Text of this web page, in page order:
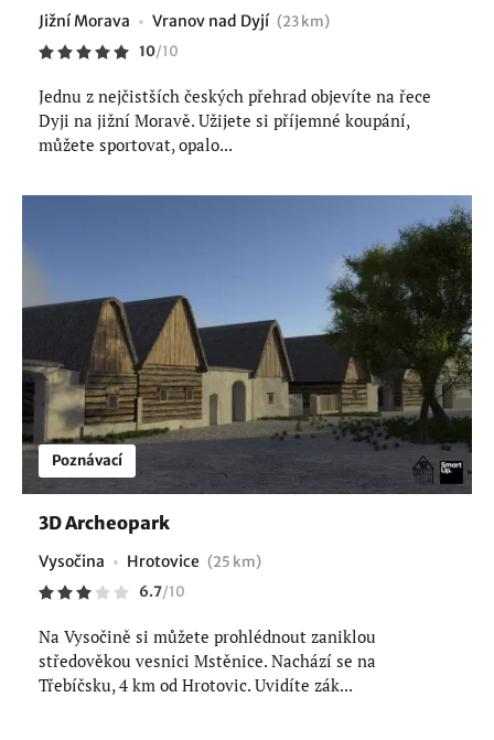
Jižní Morava Vranov nad Dyjí (23 km)
10/10
Jednu z nejčistších českých přehrad objevíte na řece
Dyji na jižní Moravě. Užijete si příjemné koupání,
můžete sportovat, opalo...
Poznávací
3D Archeopark
Vysočina Hrotovice (25 km)
6.7/10
Na Vysočině si můžete prohlédnout zaniklou
středověkou vesnici Mstěnice. Nachází se na
Třebíčsku, 4 km od Hrotovic. Uvidíte zák...